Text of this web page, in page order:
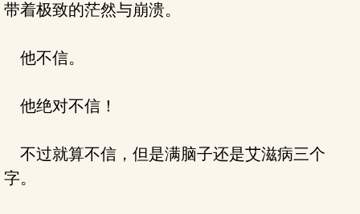
带着极致的茫然与崩溃。
他不信。
他绝对不信！
不过就算不信，但是满脑子还是艾滋病三个
字。